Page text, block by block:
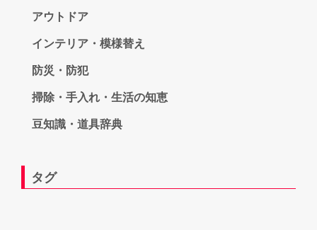
アウトドア
インテリア・模様替え
防災・防犯
掃除・手入れ・生活の知恵
豆知識・道具辞典
タグ